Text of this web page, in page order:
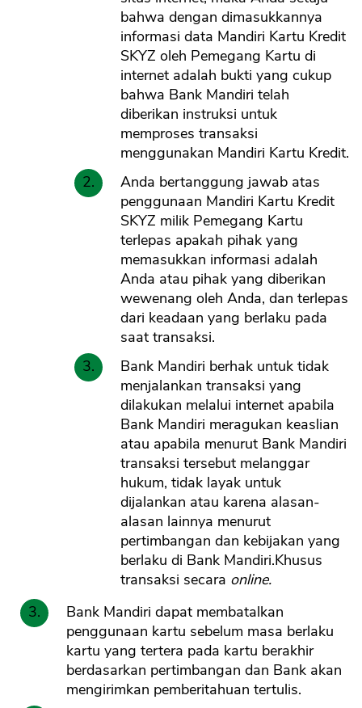
bahwa dengan dimasukkannya
informasi data Mandiri Kartu Kredit
SKYZ oleh Pemegang Kartu di
internet adalah bukti yang cukup
bahwa Bank Mandiri telah
diberikan instruksi untuk
memproses transaksi
menggunakan Mandiri Kartu Kredit.
Anda bertanggung jawab atas
penggunaan Mandiri Kartu Kredit
SKYZ milik Pemegang Kartu
terlepas apakah pihak yang
memasukkan informasi adalah
Anda atau pihak yang diberikan
wewenang oleh Anda, dan terlepas
dari keadaan yang berlaku pada
saat transaksi.
Bank Mandiri berhak untuk tidak
menjalankan transaksi yang
dilakukan melalui internet apabila
Bank Mandiri meragukan keaslian
atau apabila menurut Bank Mandiri
transaksi tersebut melanggar
hukum, tidak layak untuk
dijalankan atau karena alasan-
alasan lainnya menurut
pertimbangan dan kebijakan yang
berlaku di Bank Mandiri.Khusus
transaksi secara online.
Bank Mandiri dapat membatalkan
penggunaan kartu sebelum masa berlaku
kartu yang tertera pada kartu berakhir
berdasarkan pertimbangan dan Bank akan
mengirimkan pemberitahuan tertulis.